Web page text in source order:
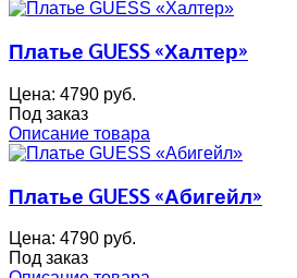
Платье GUESS «Халтер»
Цена: 4790 руб.
Под заказ
Описание товара
Платье GUESS «Абигейл»
Цена: 4790 руб.
Под заказ